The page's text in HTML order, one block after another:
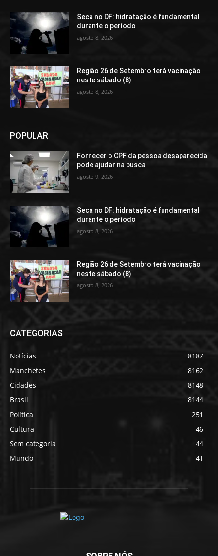
Seca no DF: hidratação é fundamental
durante o período
agosto 8, 2026
Região 26 de Setembro terá vacinação
neste sábado (8)
agosto 8, 2026
POPULAR
Fornecer o CPF da pessoa desaparecida
pode ajudar na busca
agosto 9, 2026
Seca no DF: hidratação é fundamental
durante o período
agosto 8, 2026
Região 26 de Setembro terá vacinação
neste sábado (8)
agosto 8, 2026
CATEGORIAS
Notícias
8187
Manchetes
8162
Cidades
8148
Brasil
8144
Política
251
Cultura
46
Sem categoria
44
Mundo
41